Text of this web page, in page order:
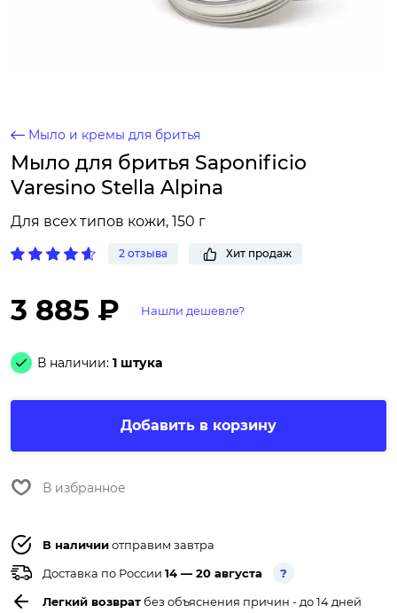
Мыло и кремы для бритья
Мыло для бритья Saponificio
Varesino Stella Alpina
Для всех типов кожи, 150 г
2 отзыва Хит продаж
3 885 ₽ Нашли дешевле?
В наличии: 1 штука
Добавить в корзину
В избранное
В наличииотправим завтра
Доставка по России 14 — 20 августа
?
Легкий возврат без объяснения причин - до 14 дней